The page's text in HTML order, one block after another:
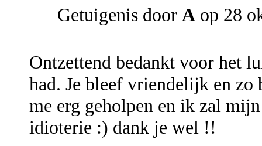
Getuigenis door A op 28
Ontzettend bedankt voor het
had. Je bleef vriendelijk en
me erg geholpen en ik zal
idioterie :) dank je wel !!